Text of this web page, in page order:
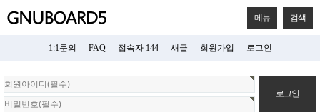
메뉴 검색
1:1문의 FAQ 접속자 144 새글 회원가입 로그인
회
원
로